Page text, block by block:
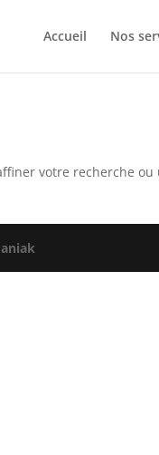
Accueil Nos
votre recherche